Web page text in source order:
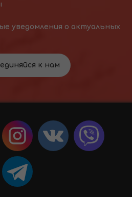
уведомления о актуальных
к нам